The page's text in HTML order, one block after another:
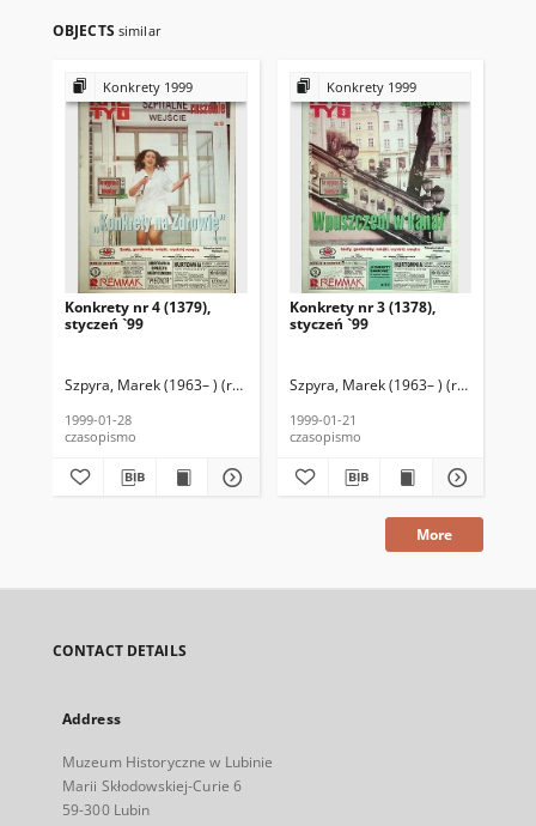
OBJECTS similar
Konkrety 1999
Konkrety nr 4 (1379),
styczeń `99
Szpyra, Marek (1963– ) (red. nacz.) Kołodziejski, Wincenty
1999-01-28
czasopismo
Konkrety 1999
Konkrety nr 3 (1378),
styczeń `99
Szpyra, Marek (1963– ) (red. nacz.)
1999-01-21
czasopismo
More
CONTACT DETAILS
Address
Muzeum Historyczne w Lubinie
Marii Skłodowskiej-Curie 6
59-300 Lubin